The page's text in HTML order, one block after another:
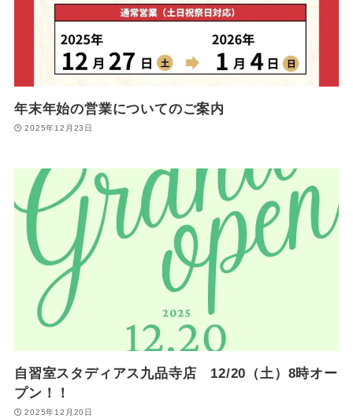
年末年始の営業についてのご案内
2025年12月23日
自習室スタディアス九品寺店 12/20（土）8時オー
プン！！
2025年12月20日